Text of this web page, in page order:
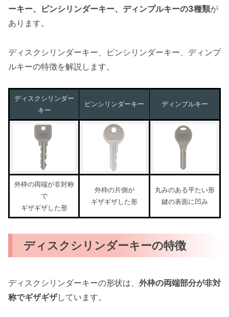
ーキー、ピンシリンダーキー、ディンプルキーの3種類が
あります。
ディスクシリンダーキー、ピンシリンダーキー、ディンプ
ルキーの特徴を解説します。
ディスクシリンダー
キー
ピンシリンダーキー ディンプルキー
外枠の両端が非対称
で
ギザギザした形
外枠の片側が
ギザギザした形
丸みのある平たい形
鍵の表面に凹み
ディスクシリンダーキーの特徴
ディスクシリンダーキーの形状は、 外枠の両端部分が非対
称でギザギザしています。